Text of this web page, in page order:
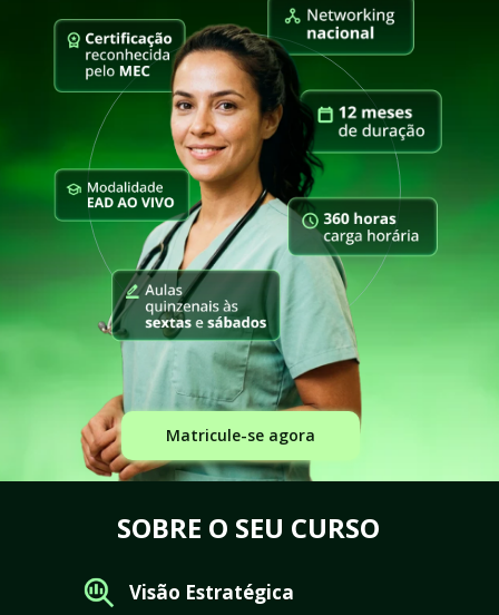
Matricule-se agora
SOBRE O SEU CURSO
Visão Estratégica